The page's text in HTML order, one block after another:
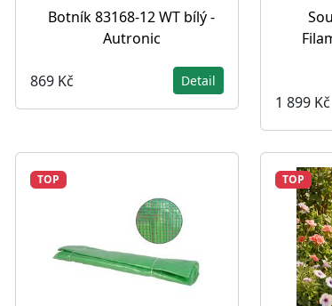
Botník 83168-12 WT bílý -
Autronic
869 Kč Detail
1 899 Kč
TOP TOP